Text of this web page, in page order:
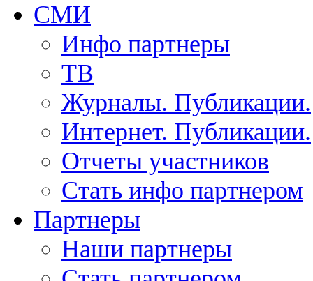
СМИ
Инфо партнеры
ТВ
Журналы. Публикации.
Интернет. Публикации.
Отчеты участников
Стать инфо партнером
Партнеры
Наши партнеры